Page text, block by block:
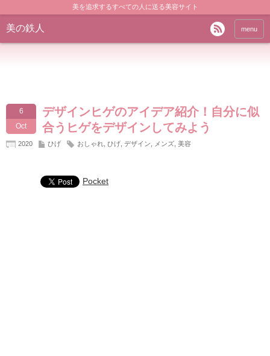
美を追求するすべての人に送る美容サイト
美の鉄人 menu
6
Oct
デザインヒゲのアイデア紹介！自分に似
合うヒゲをデザインしてみよう
2020 ひげ おしゃれ ひげ デザイン メンズ 美容
Pocket